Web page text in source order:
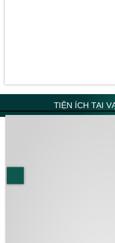
TIỆN ÍCH TẠI